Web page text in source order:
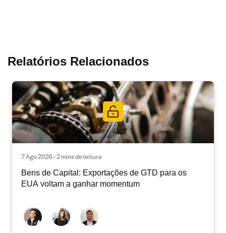
Relatórios Relacionados
7 Ago 2026 • 2 mins de leitura
Bens de Capital: Exportações de GTD para os
EUA voltam a ganhar momentum